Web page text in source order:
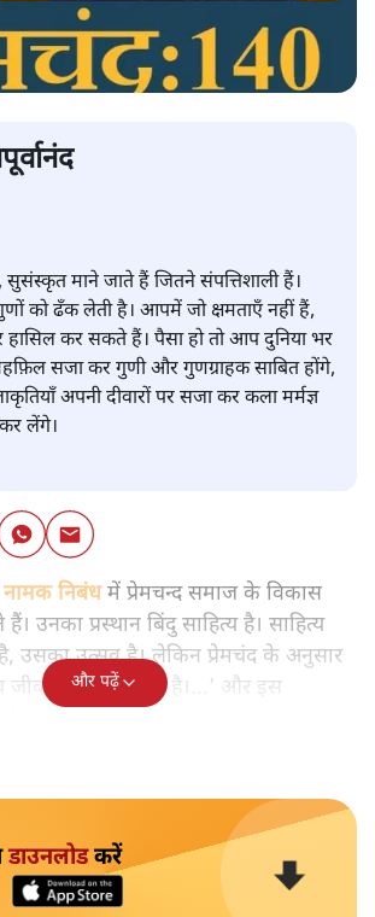
माने जाते हैं जितने संपत्तिशाली हैं।
को ढँक लेती है। आपमें जो क्षमताएँ नहीं हैं,
कर सकते हैं। पैसा हो तो आप दुनिया भर
सजा कर गुणी और गुणग्राहक साबित होंगे,
अपनी दीवारों पर सजा कर कला मर्मज्ञ
लेंगे।
नामक निबंधमें प्रेमचन्द समाज के विकास
उनका प्रस्थान बिंदु साहित्य है। साहित्य
उसका उत्सव है। लेकिन प्रेमचंद के अनुसार
जीवन की आलोचना है।...’ और इस
है।
और पढ़ें
डाउनलोडकरें